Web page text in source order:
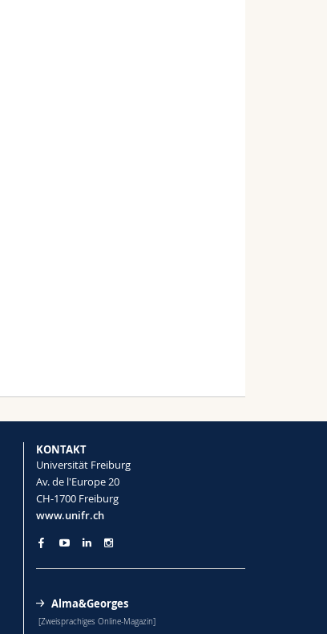
KONTAKT
Universität Freiburg
Av. de l'Europe 20
CH-1700 Freiburg
www.unifr.ch
Alma&Georges
[Zweisprachiges Online-Magazin]